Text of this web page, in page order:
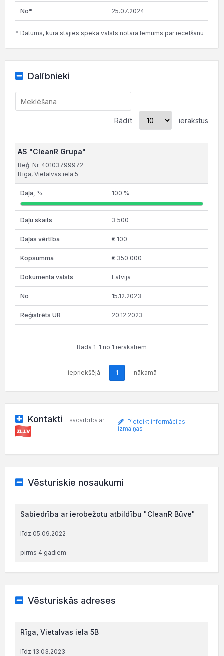
25.07.2024
* Datums, kurā stājies spēkā valsts notāra lēmums par iecelšanu
Dalībnieki
Rādīt ierakstus
AS "CleanR Grupa"
Reģ. Nr. 40103799972
Rīga, Vietalvas iela 5
100 %
3 500
€ 100
€ 350 000
Latvija
15.12.2023
20.12.2023
Rāda 1–1 no 1 ierakstiem
iepriekšējā 1 nākamā
Kontakti sadarbībā ar
Pieteikt informācijas
izmaiņas
Vēsturiskie nosaukumi
Sabiedrība ar ierobežotu atbildību "CleanR Būve"
līdz 05.09.2022
pirms 4 gadiem
Vēsturiskās adreses
Rīga, Vietalvas iela 5B
līdz 13.03.2023